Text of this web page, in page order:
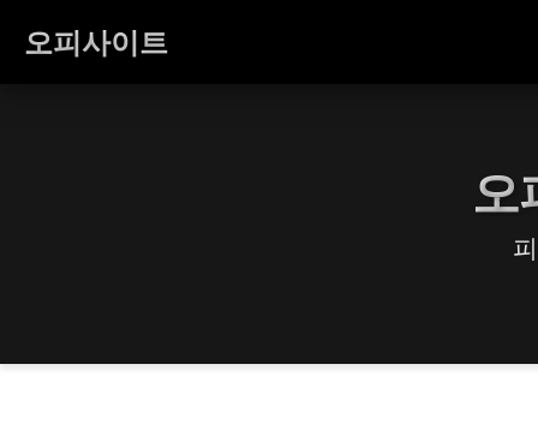
오피사이트
오